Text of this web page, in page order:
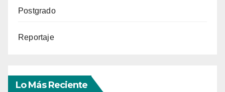
Postgrado
Reportaje
Lo Más Reciente